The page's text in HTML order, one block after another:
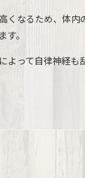
くなるため、体内
す。
よって自律神経も